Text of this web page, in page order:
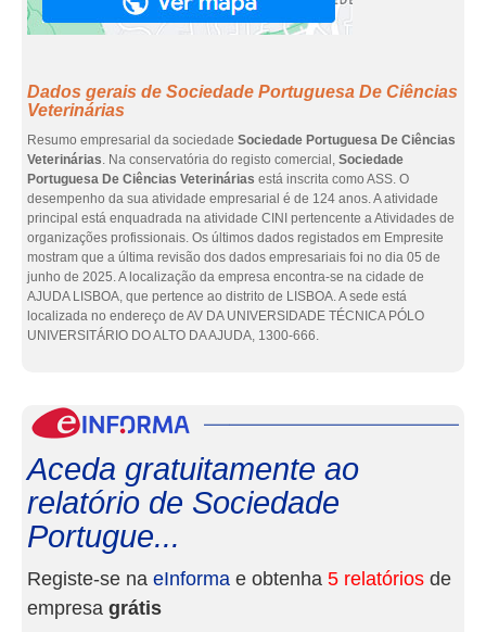
Dados gerais de Sociedade Portuguesa De Ciências
Veterinárias
Resumo empresarial da sociedade Sociedade Portuguesa De Ciências
Veterinárias. Na conservatória do registo comercial, Sociedade
Portuguesa De Ciências Veterinárias está inscrita como ASS. O
desempenho da sua atividade empresarial é de 124 anos. A atividade
principal está enquadrada na atividade CINI pertencente a Atividades de
organizações profissionais. Os últimos dados registados em Empresite
mostram que a última revisão dos dados empresariais foi no dia 05 de
junho de 2025. A localização da empresa encontra-se na cidade de
AJUDA LISBOA, que pertence ao distrito de LISBOA. A sede está
localizada no endereço de AV DA UNIVERSIDADE TÉCNICA PÓLO
UNIVERSITÁRIO DO ALTO DA AJUDA, 1300-666.
Aceda gratuitamente ao
relatório de Sociedade
Portugue...
Registe-se na eInforma e obtenha 5 relatórios de
empresa grátis